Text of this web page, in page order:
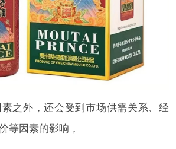
之外，还会受到市场供需关系、经
等因素的影响，